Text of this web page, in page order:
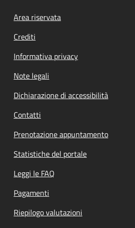
Footer menu
Area riservata
Crediti
Informativa privacy
Note legali
Dichiarazione di accessibilità
Contatti
Prenotazione appuntamento
Statistiche del portale
Leggi le FAQ
Pagamenti
Riepilogo valutazioni